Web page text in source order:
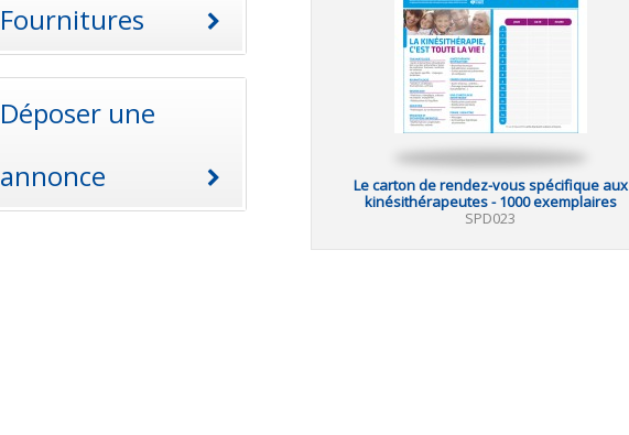
Fournitures
Déposer une
annonce
Le carton de rendez-vous spécifique aux
kinésithérapeutes - 1000 exemplaires
SPD023